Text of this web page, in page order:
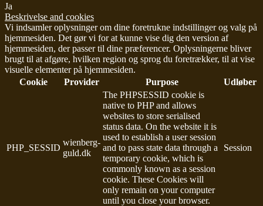
Ja
Beskrivelse and cookies
Vi indsamler oplysninger om dine foretrukne indstillinger og valg på
hjemmesiden. Det gør vi for at kunne vise dig den version af
hjemmesiden, der passer til dine præferencer. Oplysningerne bliver
brugt til at afgøre, hvilken region og sprog du foretrækker, til at vise
visuelle elementer på hjemmesiden.
Cookie
Provider Purpose Udløber
PHP_SESSID
wienberg-
guld.dk
The PHPSESSID cookie is
native to PHP and allows
websites to store serialised
status data. On the website it is
used to establish a user session
and to pass state data through a
temporary cookie, which is
commonly known as a session
cookie. These Cookies will
only remain on your computer
until you close your browser.
Session